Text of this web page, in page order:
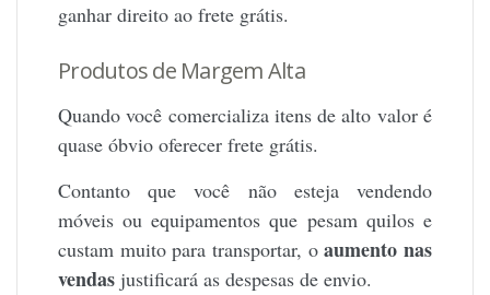
ganhar direito ao frete grátis.
Produtos de Margem Alta
Quando você comercializa itens de alto valor é
quase óbvio oferecer frete grátis.
Contanto que você não esteja vendendo
móveis ou equipamentos que pesam quilos e
custam muito para transportar, oaumento nas
vendas justificará as despesas de envio.